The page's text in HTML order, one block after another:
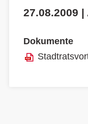
27.08.2009
Dokumente